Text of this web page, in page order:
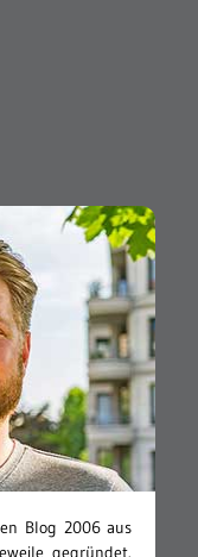
Blog 2006 aus
gegründet.